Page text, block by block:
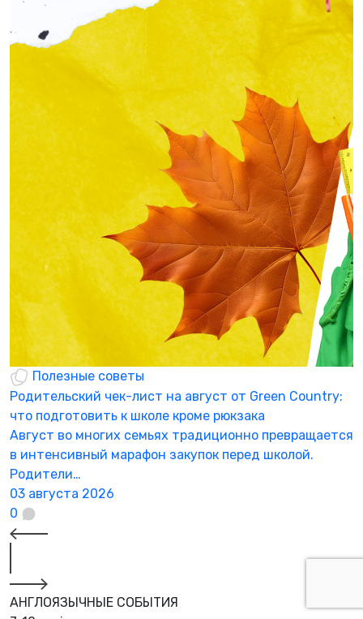
Полезные советы
Родительский чек-лист на август от Green Country:
что подготовить к школе кроме рюкзака
Август во многих семьях традиционно превращается
в интенсивный марафон закупок перед школой.
Родители…
03 августа 2026
0
АНГЛОЯЗЫЧНЫЕ СОБЫТИЯ